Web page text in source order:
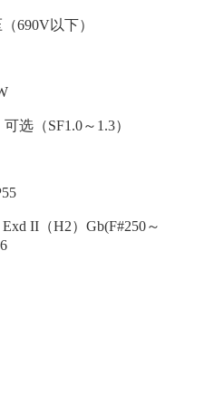
690V以下）
选（SF1.0～1.3）
Exd II（H2）Gb(F#250～